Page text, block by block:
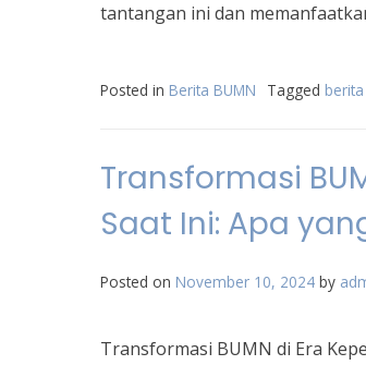
tantangan ini dan
Posted in Berita BUMN Tagged
Transformasi
Saat Ini: Apa
Posted on November 10, 2024 by
Transformasi BUMN di Era